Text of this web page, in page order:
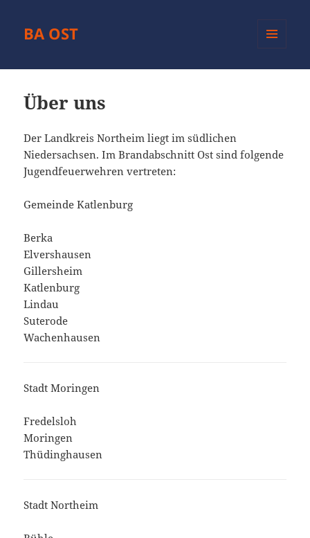
BA OST
Über uns
Der Landkreis Northeim liegt im südlichen
Niedersachsen. Im Brandabschnitt Ost sind folgende
Jugendfeuerwehren vertreten:
Gemeinde Katlenburg
Berka
Elvershausen
Gillersheim
Katlenburg
Lindau
Suterode
Wachenhausen
Stadt Moringen
Fredelsloh
Moringen
Thüdinghausen
Stadt Northeim